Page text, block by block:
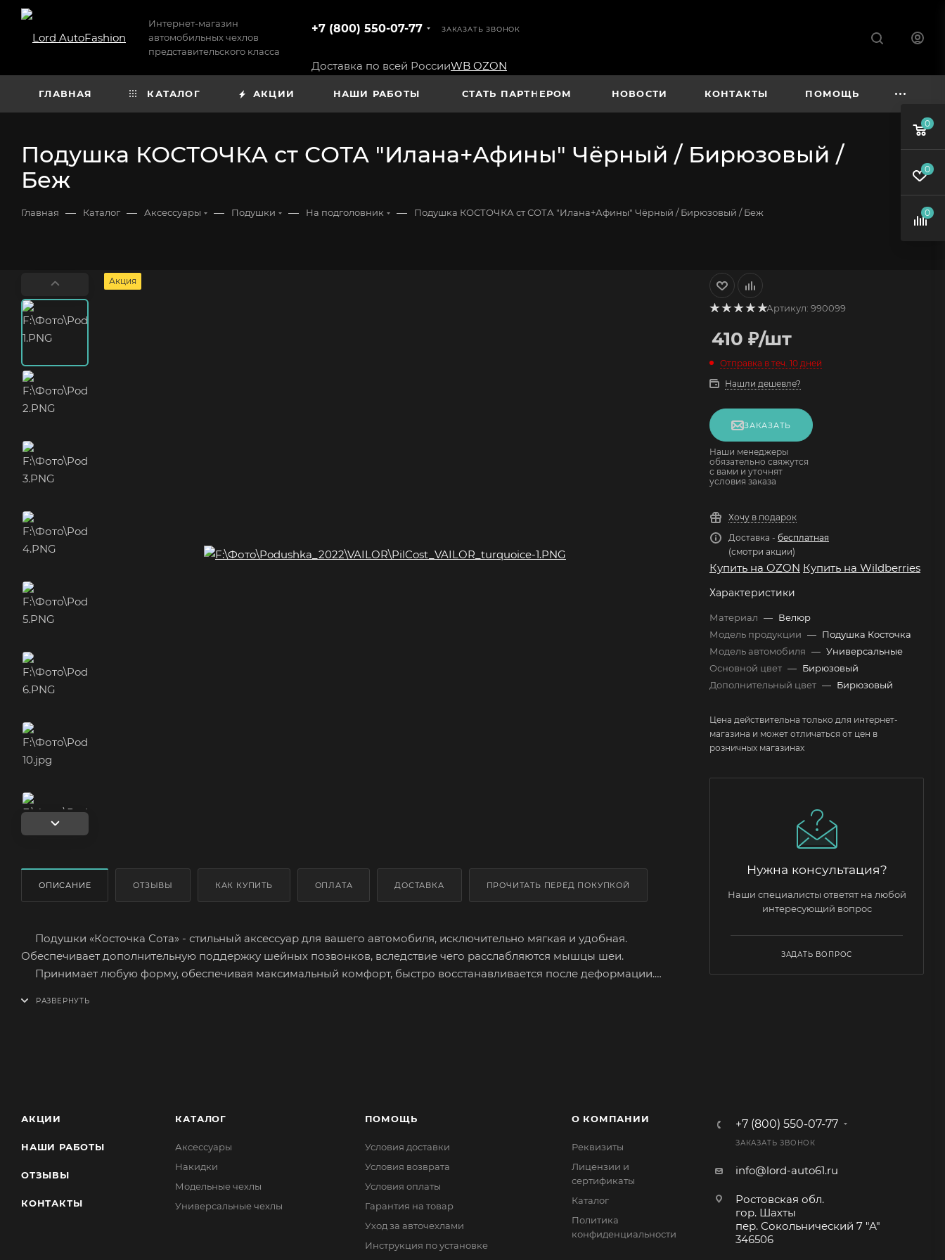
Интернет-магазин
автомобильных чехлов
представительского класса
+7 (800) 550-07-77 ЗАКАЗАТЬ ЗВОНОК
Доставка по всей РоссииWB OZON
ГЛАВНАЯ КАТАЛОГ АКЦИИ НАШИ РАБОТЫ СТАТЬ ПАРТНЕРОМ НОВОСТИ КОНТАКТЫ ПОМОЩЬ
Подушка КОСТОЧКА ст СОТА "Илана+Афины" Чёрный / Бирюзовый /
Беж
Главная — Каталог — Аксессуары — Подушки — На подголовник — Подушка КОСТОЧКА ст СОТА "Илана+Афины" Чёрный / Бирюзовый / Беж
Акция
ОПИСАНИЕ ОТЗЫВЫ КАК КУПИТЬ ОПЛАТА ДОСТАВКА ПРОЧИТАТЬ ПЕРЕД ПОКУПКОЙ
Подушки «Косточка Сота» - стильный аксессуар для вашего автомобиля, исключительно мягкая и удобная.
Обеспечивает дополнительную поддержку шейных позвонков, вследствие чего расслабляются мышцы шеи.
Принимает любую форму, обеспечивая максимальный комфорт, быстро восстанавливается после деформации.
Артикул: 990099
410 ₽/шт
Отправка в теч. 10 дней
Нашли дешевле?
ЗАКАЗАТЬ
Наши менеджеры
обязательно свяжутся
с вами и уточнят
условия заказа
Хочу в подарок
Доставка - бесплатная
(смотри акции)
Купить на OZON Купить на Wildberries
Характеристики
Материал — Велюр
Модель продукции — Подушка Косточка
Модель автомобиля — Универсальные
Основной цвет — Бирюзовый
Дополнительный цвет — Бирюзовый
Цена действительна только для интернет-
магазина и может отличаться от цен в
розничных магазинах
Нужна консультация?
Наши специалисты ответят на любой
интересующий вопрос
ЗАДАТЬ ВОПРОС
АКЦИИ
НАШИ РАБОТЫ
ОТЗЫВЫ
КОНТАКТЫ
КАТАЛОГ
Аксессуары
Накидки
Модельные чехлы
Универсальные чехлы
ПОМОЩЬ
Условия доставки
Условия возврата
Условия оплаты
Гарантия на товар
Уход за авточехлами
Инструкция по установке
О КОМПАНИИ
Реквизиты
Лицензии и
сертификаты
Каталог
Политика
конфиденциальности
+7 (800) 550-07-77
ЗАКАЗАТЬ ЗВОНОК
info@lord-auto61.ru
Ростовская обл.
гор. Шахты
пер. Сокольнический 7 "А"
346506
0
0
0